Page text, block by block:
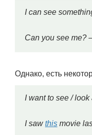
I can see
Can you see me?
Однако, есть
I want to see /
I sawthis movie